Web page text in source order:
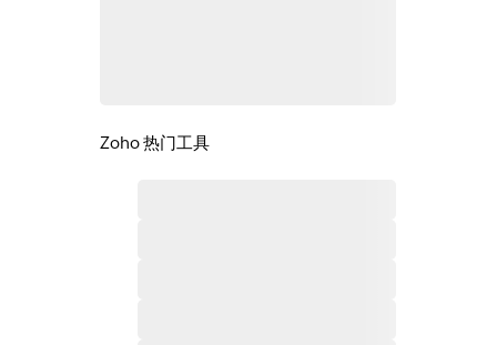
Zoho 热门工具